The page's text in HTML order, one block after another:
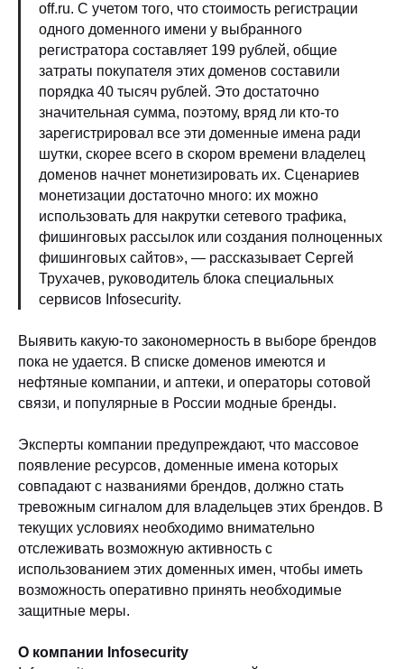
off.ru. С учетом того, что стоимость регистрации
одного доменного имени у выбранного
регистратора составляет 199 рублей, общие
затраты покупателя этих доменов составили
порядка 40 тысяч рублей. Это достаточно
значительная сумма, поэтому, вряд ли кто-то
зарегистрировал все эти доменные имена ради
шутки, скорее всего в скором времени владелец
доменов начнет монетизировать их. Сценариев
монетизации достаточно много: их можно
использовать для накрутки сетевого трафика,
фишинговых рассылок или создания полноценных
фишинговых сайтов», — рассказывает Сергей
Трухачев, руководитель блока специальных
сервисов Infosecurity.
Выявить какую-то закономерность в выборе брендов
пока не удается. В списке доменов имеются и
нефтяные компании, и аптеки, и операторы сотовой
связи, и популярные в России модные бренды.
Эксперты компании предупреждают, что массовое
появление ресурсов, доменные имена которых
совпадают с названиями брендов, должно стать
тревожным сигналом для владельцев этих брендов. В
текущих условиях необходимо внимательно
отслеживать возможную активность с
использованием этих доменных имен, чтобы иметь
возможность оперативно принять необходимые
защитные меры.
О компании Infosecurity